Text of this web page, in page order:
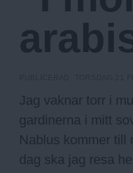
a
.
N
u
Jag vaknar torr i
gardinerna i mitt
Nablus kommer till
dag ska jag resa